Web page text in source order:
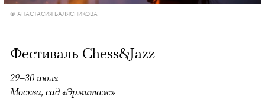
© АНАСТАСИЯ БАЛЯСНИКОВА
Фестиваль Chess&Jazz
29–30 июля
Москва, сад «Эрмитаж»